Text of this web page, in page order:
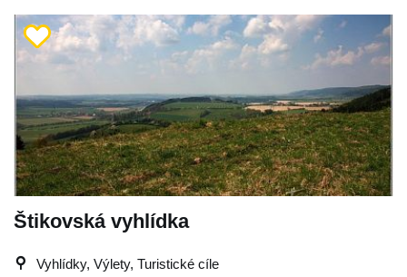
Štikovská vyhlídka
Vyhlídky, Výlety, Turistické cíle